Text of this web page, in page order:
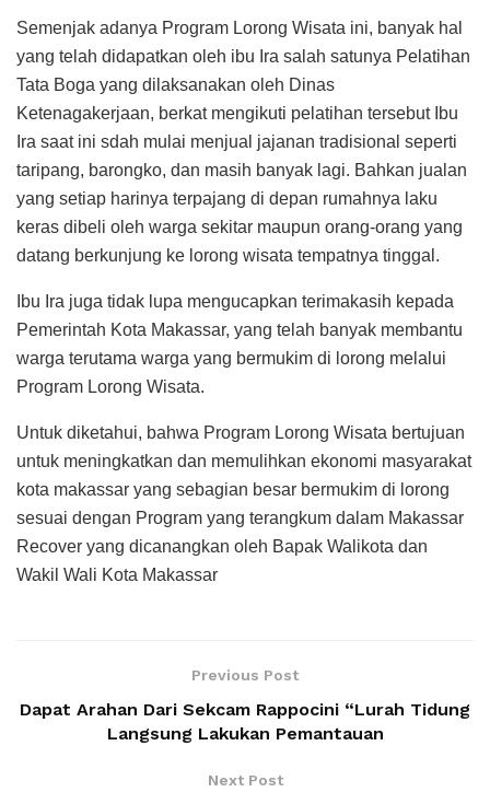
Semenjak adanya Program Lorong Wisata ini, banyak hal
yang telah didapatkan oleh ibu Ira salah satunya Pelatihan
Tata Boga yang dilaksanakan oleh Dinas
Ketenagakerjaan, berkat mengikuti pelatihan tersebut Ibu
Ira saat ini sdah mulai menjual jajanan tradisional seperti
taripang, barongko, dan masih banyak lagi. Bahkan jualan
yang setiap harinya terpajang di depan rumahnya laku
keras dibeli oleh warga sekitar maupun orang-orang yang
datang berkunjung ke lorong wisata tempatnya tinggal.
Ibu Ira juga tidak lupa mengucapkan terimakasih kepada
Pemerintah Kota Makassar, yang telah banyak membantu
warga terutama warga yang bermukim di lorong melalui
Program Lorong Wisata.
Untuk diketahui, bahwa Program Lorong Wisata bertujuan
untuk meningkatkan dan memulihkan ekonomi masyarakat
kota makassar yang sebagian besar bermukim di lorong
sesuai dengan Program yang terangkum dalam Makassar
Recover yang dicanangkan oleh Bapak Walikota dan
Wakil Wali Kota Makassar
Previous Post
Dapat Arahan Dari Sekcam Rappocini “Lurah Tidung
Langsung Lakukan Pemantauan
Next Post